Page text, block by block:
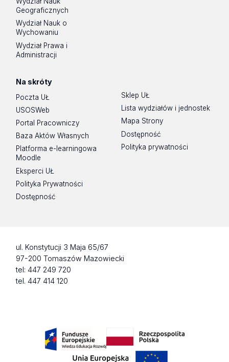
Geograficznych
Wydział Nauk o
Wychowaniu
Wydział Prawa i
Administracji
Na skróty
Poczta UŁ
USOSWeb
Portal Pracowniczy
Baza Aktów Własnych
Platforma e-learningowa
Moodle
Eksperci UŁ
Polityka Prywatności
Dostępność
Sklep UŁ
Lista wydziałów i jednostek
Mapa Strony
Dostępność
Polityka prywatności
ul. Konstytucji 3 Maja 65/67
97-200 Tomaszów Mazowiecki
tel: 447 249 720
tel. 447 414 120